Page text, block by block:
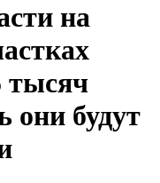
на
тысяч
они будут